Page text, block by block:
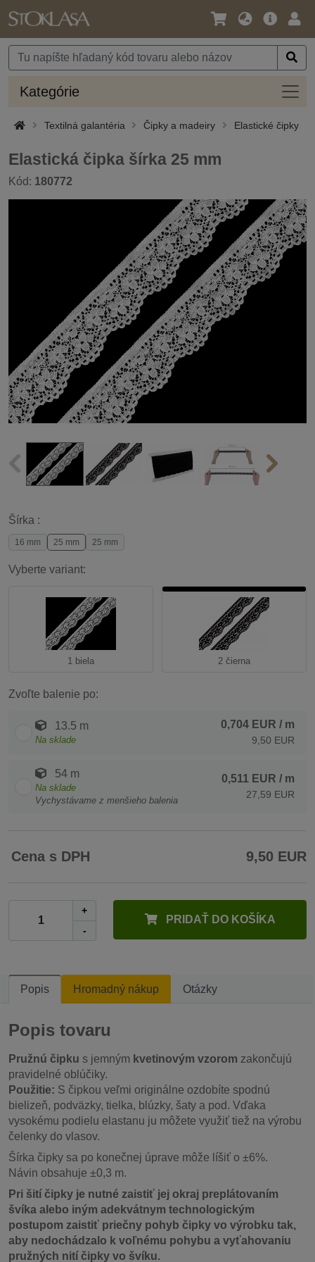
Jazyk
Mena
Hlavná
Kategórie
Textilná galantéria Čipky a madeiry Elastické čipky
Elastická čipka šírka 25 mm
Kód: 180772
Šírka :
16 mm 25 mm 25 mm
Vyberte variant:
1 biela 2 čierna
Zvoľte balenie po:
13.5 m
Na sklade
0,704 EUR / m
9,50 EUR
54 m
Na sklade
Vychystávame z menšieho balenia
0,511 EUR / m
27,59 EUR
Cena s DPH 9,50 EUR
+
-
PRIDAŤ DO KOŠÍKA
Popis Hromadný nákup Otázky
Popis tovaru
Pružnú čipku s jemným kvetinovým vzorom zakončujú
pravidelné oblúčiky.
Použitie: S čipkou veľmi originálne ozdobíte spodnú
bielizeň, podväzky, tielka, blúzky, šaty a pod. Vďaka
vysokému podielu elastanu ju môžete využiť tiež na výrobu
čelenky do vlasov.
Šírka čipky sa po konečnej úprave môže líšiť o ±6%.
Návin obsahuje ±0,3 m.
Pri šití čipky je nutné zaistiť jej okraj preplátovaním
švíka alebo iným adekvátnym technologickým
postupom zaistiť priečny pohyb čipky vo výrobku tak,
aby nedochádzalo k voľnému pohybu a vyťahovaniu
pružných nití čipky vo švíku.